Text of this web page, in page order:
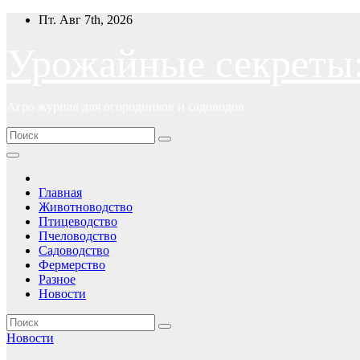
ПерейтиПт. Авг 7th, 2026
Главная
Животноводство
Птицеводство
Пчеловодство
Садоводство
Фермерство
Разное
Новости
Новости